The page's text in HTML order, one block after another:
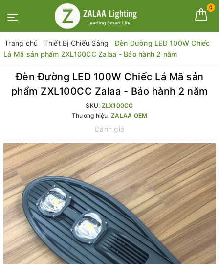
0
Trang chủ Thiết Bị Chiếu Sáng
Đèn Đường LED 100W Chiếc
Lá Mã sản phẩm ZXL100CC Zalaa - Bảo hành 2 năm
Đèn Đường LED 100W Chiếc Lá Mã sản
phẩm ZXL100CC Zalaa - Bảo hành 2 năm
SKU: ZLX100CC
Thương hiệu: ZALAA OEM
Đánh giá